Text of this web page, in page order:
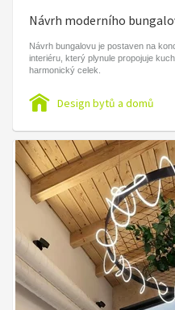
Návrh moderního
Návrh bungalovu je postaven na
interiéru, který plynule propojuje
harmonický celek.
Design bytů a domů